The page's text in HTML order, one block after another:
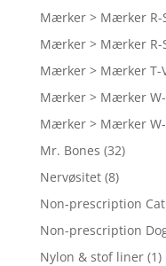
Mærker > Mærker R-
Mærker > Mærker R-
Mærker > Mærker T-
Mærker > Mærker W-
Mærker > Mærker W-
Mr. Bones (32)
Nervøsitet (8)
Non-prescription Cat
Non-prescription
Nylon & stof liner (1)